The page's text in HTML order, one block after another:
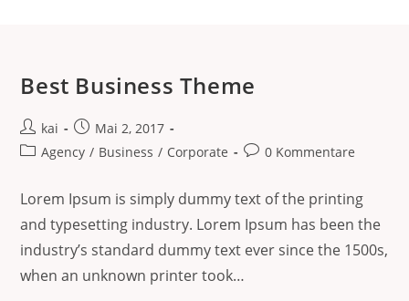
Best Business Theme
kai
Mai 2, 2017
Agency / Business / Corporate 0 Kommentare
Lorem Ipsum is simply dummy text of the printing
and typesetting industry. Lorem Ipsum has been the
industry’s standard dummy text ever since the 1500s,
when an unknown printer took…